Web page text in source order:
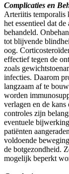
Complicaties en
Arteriitis temporalis
het essentieel dat
behandeld.
tot blijvende
oog.
effectief tegen de
zoals
infecties. Daarom
langzaam af te
worden
verlagen en de
controles zijn
eventuele
patiënten
voldoende
de botgezondheid.
mogelijk beperkt